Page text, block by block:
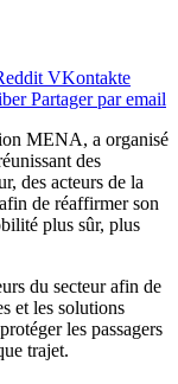
VKontakte
Partager par email
MENA, a organisé
des
des acteurs de la
de réaffirmer son
plus sûr, plus
du secteur afin de
et les solutions
les passagers
trajet.